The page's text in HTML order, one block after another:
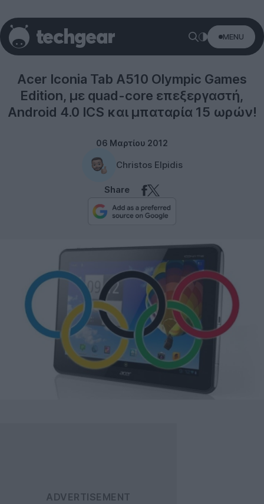
MENU
Acer Iconia Tab A510 Olympic Games
Edition, με quad-core επεξεργαστή,
Android 4.0 ICS και μπαταρία 15 ωρών!
06 Μαρτίου 2012
Christos Elpidis
Share